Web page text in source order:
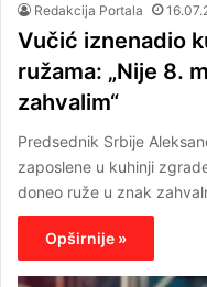
Redakcija Portala
Vučić iznenadio
ružama: „Nije 8.
zahvalim“
Predsednik Srbije
zaposlene u kuhinji
doneo ruže u znak
Opširnije »